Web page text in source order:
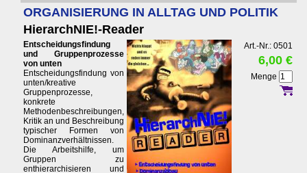
ORGANISIERUNG IN ALLTAG UND POLITIK
HierarchNIE!-Reader
Entscheidungsfindung
und Gruppenprozesse
von unten
Entscheidungsfindung von
unten/kreative
Gruppenprozesse,
konkrete
Methodenbeschreibungen,
Kritik an und Beschreibung
typischer Formen von
Dominanzverhältnissen.
Die Arbeitshilfe, um
Gruppen zu
enthierarchisieren und
Art.-Nr.: 0501
6,00 €
Menge